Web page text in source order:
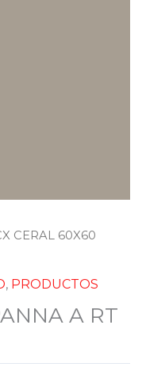
CERAL 60X60
, PRODUCTOS
A RT